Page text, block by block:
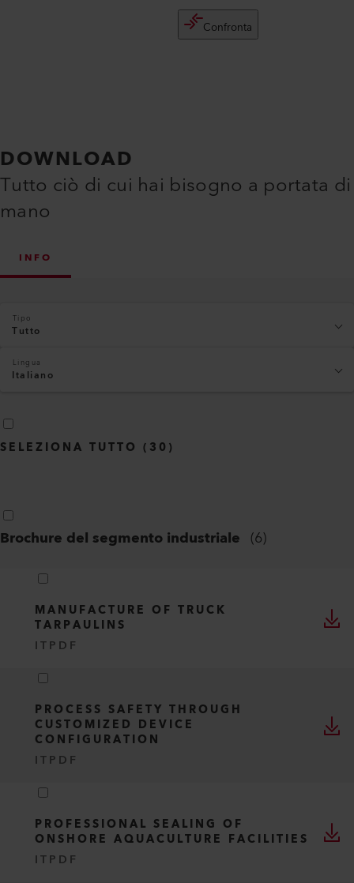
Confronta
DOWNLOAD
Tutto ciò di cui hai bisogno a portata di
mano
INFO
Tipo
Tutto
Lingua
Italiano
SELEZIONA TUTTO ( 30 )
Brochure del segmento industriale (6)
MANUFACTURE OF TRUCK
TARPAULINS
ITPDF
PROCESS SAFETY THROUGH
CUSTOMIZED DEVICE
CONFIGURATION
ITPDF
PROFESSIONAL SEALING OF
ONSHORE AQUACULTURE FACILITIES
ITPDF